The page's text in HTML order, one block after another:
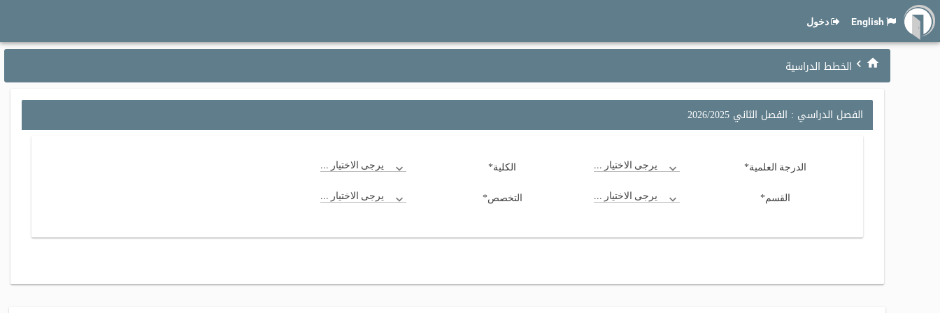
دخول
الخطط الدراسية
الفصل الدراسي : الفصل الثاني 2026/2025
الدرجة العلمية* يرجى الاختيار ... الكلية* يرجى الاختيار ...
القسم* يرجى الاختيار ... التخصص* يرجى الاختيار ...